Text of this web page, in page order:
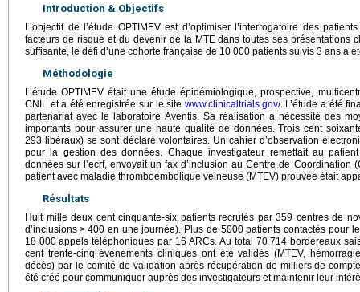
Introduction & Objectifs
L’objectif de l’étude OPTIMEV est d’optimiser l’interrogatoire des
facteurs de risque et du devenir de la MTE dans toutes ses présentations
suffisante, le défi d’une cohorte française de 10 000 patients suivis 3 ans a
Méthodologie
L’étude OPTIMEV était une étude épidémiologique, prospective,
CNIL et a été enregistrée sur le site www.clinicaltrials.gov/. L’étude a été
partenariat avec le laboratoire Aventis. Sa réalisation a nécessité des
importants pour assurer une haute qualité de données. Trois cent
293 libéraux) se sont déclaré volontaires. Un cahier d’observation
pour la gestion des données. Chaque investigateur remettait au
données sur l’ecrf, envoyait un fax d’inclusion au Centre de Coordination
patient avec maladie thromboembolique veineuse (MTEV) prouvée était
Résultats
Huit mille deux cent cinquante-six patients recrutés par 359 centres de
d’inclusions > 400 en une journée). Plus de 5000 patients contactés pour
18 000 appels téléphoniques par 16 ARCs. Au total 70 714 bordereaux
cent trente-cinq évènements cliniques ont été validés (MTEV,
décès) par le comité de validation après récupération de milliers de
été créé pour communiquer auprès des investigateurs et maintenir leur